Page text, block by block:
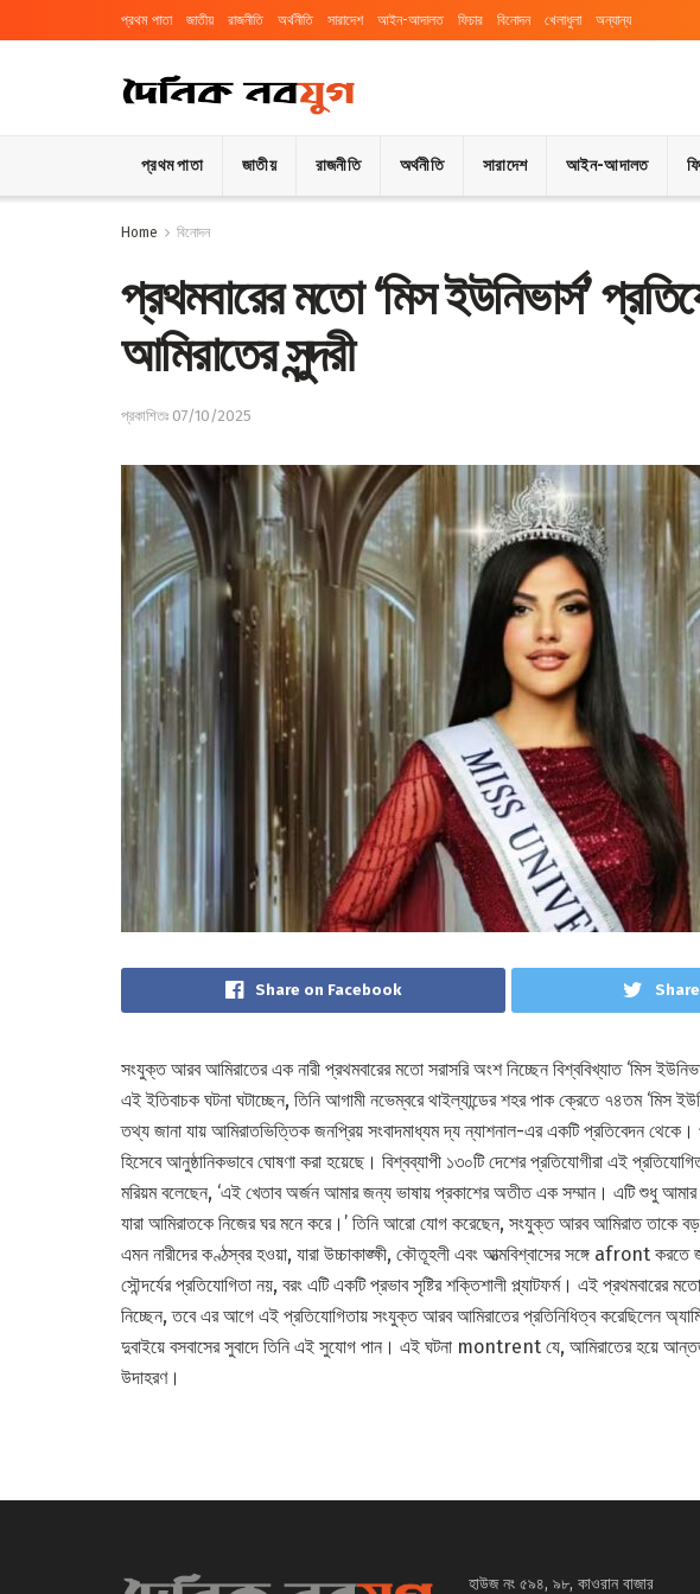
প্রথম পাতা জাতীয় রাজনীতি অর্থনীতি সারাদেশ আইন-আদালত ফিচার বিনোদন খেলাধুলা অন্যান্য
প্রথম পাতা জাতীয় রাজনীতি অর্থনীতি সারাদেশ আইন-আদালত
Home বিনোদন
প্রথমবারের মতো ‘মিস ইউনিভার্স’
আমিরাতের সুন্দরী
প্রকাশিতঃ 07/10/2025
Share on Facebook
সংযুক্ত আরব আমিরাতের এক নারী প্রথমবারের মতো সরাসরি অংশ নিচ্ছেন বিশ্ববিখ্যাত ‘মিস
এই ইতিবাচক ঘটনা ঘটাচ্ছেন, তিনি আগামী নভেম্বরে থাইল্যান্ডের শহর পাক ক্রেতে ৭৪তম ‘মিস
তথ্য জানা যায় আমিরাতভিত্তিক জনপ্রিয় সংবাদমাধ্যম দ্য ন্যাশনাল-এর একটি প্রতিবেদন থেকে।
হিসেবে আনুষ্ঠানিকভাবে ঘোষণা করা হয়েছে। বিশ্বব্যাপী ১৩০টি দেশের প্রতিযোগীরা এই
মরিয়ম বলেছেন, ‘এই খেতাব অর্জন আমার জন্য ভাষায় প্রকাশের অতীত এক সম্মান। এটি শুধু
যারা আমিরাতকে নিজের ঘর মনে করে।’ তিনি আরো যোগ করেছেন, সংযুক্ত আরব আমিরাত তাকে
এমন নারীদের কণ্ঠস্বর হওয়া, যারা উচ্চাকাঙ্ক্ষী, কৌতূহলী এবং আত্মবিশ্বাসের সঙ্গে afront করতে
সৌন্দর্যের প্রতিযোগিতা নয়, বরং এটি একটি প্রভাব সৃষ্টির শক্তিশালী প্ল্যাটফর্ম। এই প্রথমবারের
নিচ্ছেন, তবে এর আগে এই প্রতিযোগিতায় সংযুক্ত আরব আমিরাতের প্রতিনিধিত্ব করেছিলেন
দুবাইয়ে বসবাসের সুবাদে তিনি এই সুযোগ পান। এই ঘটনা montrent যে, আমিরাতের হয়ে
উদাহরণ।
হাউজ নং ৫৯৪, ৯৮, কাওরান বাজার